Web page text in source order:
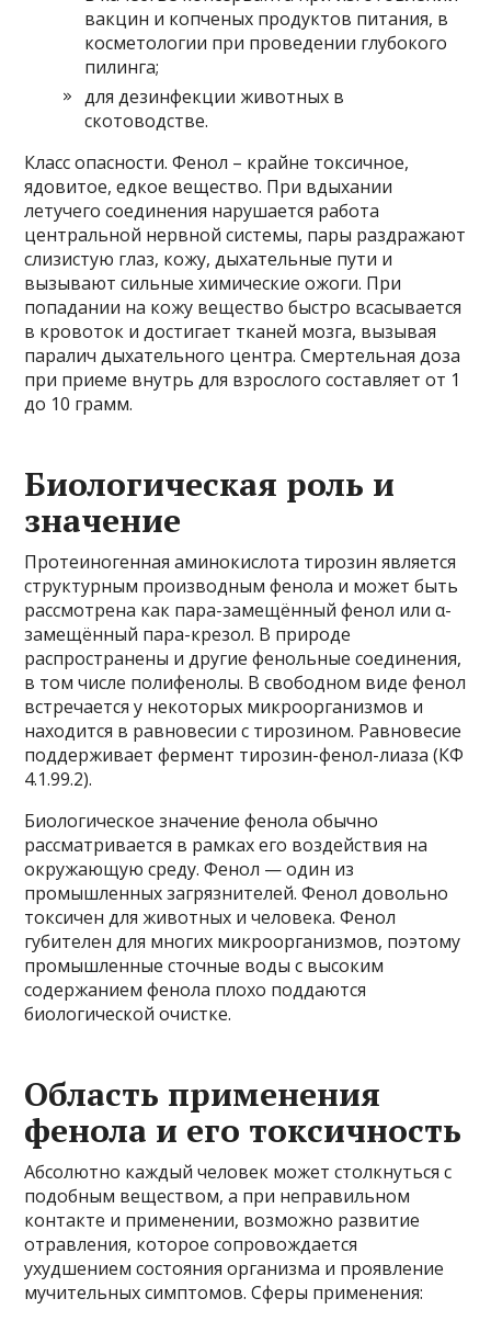
вакцин и копченых продуктов питания, в
косметологии при проведении глубокого
пилинга;
для дезинфекции животных в
скотоводстве.
Класс опасности. Фенол – крайне токсичное,
ядовитое, едкое вещество. При вдыхании
летучего соединения нарушается работа
центральной нервной системы, пары раздражают
слизистую глаз, кожу, дыхательные пути и
вызывают сильные химические ожоги. При
попадании на кожу вещество быстро всасывается
в кровоток и достигает тканей мозга, вызывая
паралич дыхательного центра. Смертельная доза
при приеме внутрь для взрослого составляет от 1
до 10 грамм.
Биологическая роль и
значение
Протеиногенная аминокислота тирозин является
структурным производным фенола и может быть
рассмотрена как пара-замещённый фенол или α-
замещённый пара-крезол. В природе
распространены и другие фенольные соединения,
в том числе полифенолы. В свободном виде фенол
встречается у некоторых микроорганизмов и
находится в равновесии с тирозином. Равновесие
поддерживает фермент тирозин-фенол-лиаза (КФ
4.1.99.2).
Биологическое значение фенола обычно
рассматривается в рамках его воздействия на
окружающую среду. Фенол — один из
промышленных загрязнителей. Фенол довольно
токсичен для животных и человека. Фенол
губителен для многих микроорганизмов, поэтому
промышленные сточные воды с высоким
содержанием фенола плохо поддаются
биологической очистке.
Область применения
фенола и его токсичность
Абсолютно каждый человек может столкнуться с
подобным веществом, а при неправильном
контакте и применении, возможно развитие
отравления, которое сопровождается
ухудшением состояния организма и проявление
мучительных симптомов. Сферы применения: